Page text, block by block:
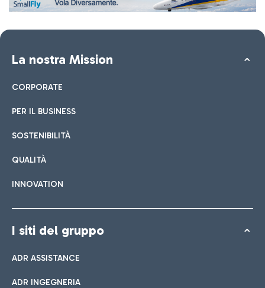
La nostra Mission
CORPORATE
PER IL BUSINESS
SOSTENIBILITÀ
QUALITÀ
INNOVATION
I siti del gruppo
ADR ASSISTANCE
ADR INGEGNERIA